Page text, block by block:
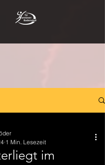
im
1 Min. Lesezeit